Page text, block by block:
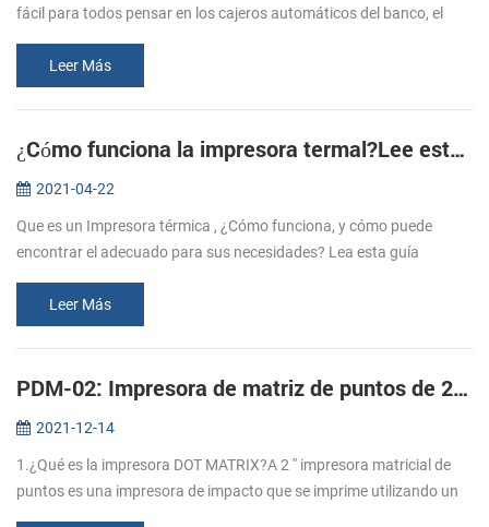
fácil para todos pensar en los cajeros automáticos del banco, el
quio...Leer Más
¿Cómo funciona la impresora termal?Lee esta guía para aprenderlo.
2021-04-22
Que es un Impresora térmica , ¿Cómo funciona, y cómo puede
encontrar el adecuado para sus necesidades? Lea esta guía
refiere al recubrim...
Leer Más
PDM-02: Impresora de matriz de puntos de 2 '' inalámbrica!
2021-12-14
1.¿Qué es la impresora DOT MATRIX?A 2 '' impresora matricial de
puntos es una impresora de impacto que se imprime utilizando un